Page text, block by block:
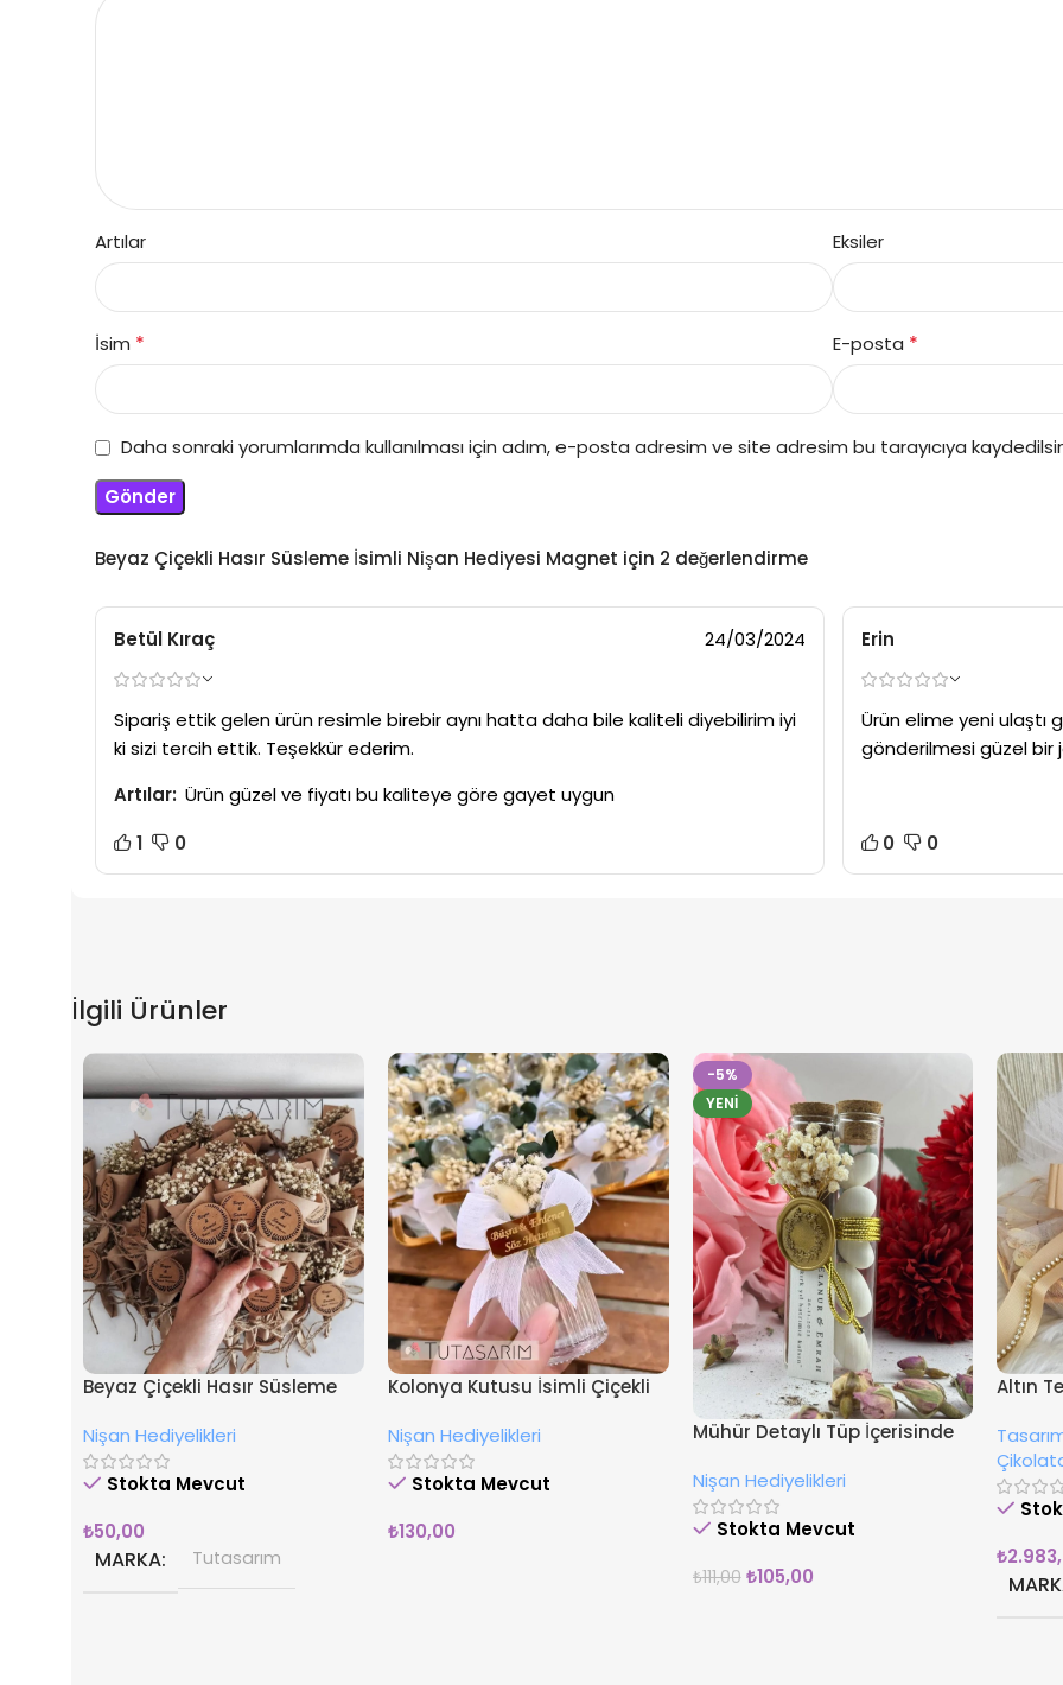
Beyaz Çiçekli Hasır Süsleme İsimli Nişan Hediyesi Magnet için 2 değerlendirme
Betül Kıraç 24/03/2024
Sipariş ettik gelen ürün resimle birebir aynı hatta daha bile kaliteli diyebilirim iyi
ki sizi tercih ettik. Teşekkür ederim.
Artılar: Ürün güzel ve fiyatı bu kaliteye göre gayet uygun
1
0
Erin
Ürün elime yeni ulaştı
gönderilmesi güzel bir
0 0
Artılar Eksiler
İsim * E-posta *
Daha sonraki yorumlarımda kullanılması için adım, e-posta adresim ve site adresim bu tarayıcıya
İlgili Ürünler
Beyaz Çiçekli Hasır Süsleme
Nişan Hediyelikleri
Stokta Mevcut
₺50,00
MARKA Tutasarım
Kolonya Kutusu İsimli Çiçekli
Nişan Hediyelikleri
Stokta Mevcut
₺130,00
-5%
YENI
Mühür Detaylı Tüp İçerisinde
Nişan Hediyelikleri
Stokta Mevcut
₺111,00 ₺105,00
Altın
₺